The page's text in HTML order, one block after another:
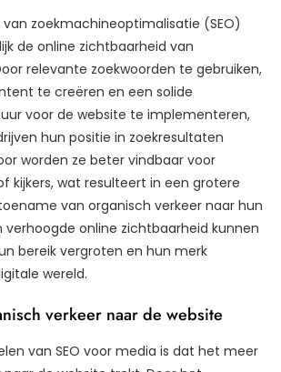
zoekmachineoptimalisatie (SEO)
de online zichtbaarheid van
relevante zoekwoorden te gebruiken,
te creëren en een solide
voor de website te implementeren,
hun positie in zoekresultaten
worden ze beter vindbaar voor
kijkers, wat resulteert in een grotere
van organisch verkeer naar hun
online zichtbaarheid kunnen
bereik vergroten en hun merk
wereld.
verkeer naar de website
van SEO voor media is dat het meer